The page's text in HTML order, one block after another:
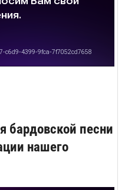
бардовской песни
нашего